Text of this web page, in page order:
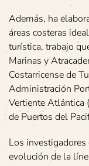
Además, ha
áreas costeras
turística, trabajo
Marinas y
Costarricense de
Administración
Vertiente Atlántica
de Puertos del
Los
evolución de la